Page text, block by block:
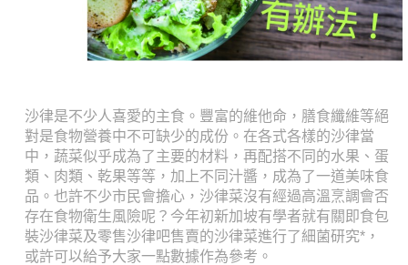
沙律是不少人喜愛的主食。豐富的維他命，膳食纖維等絕
對是食物營養中不可缺少的成份。在各式各樣的沙律當
中，蔬菜似乎成為了主要的材料，再配搭不同的水果、蛋
類、肉類、乾果等等，加上不同汁醬，成為了一道美味食
品。也許不少市民會擔心，沙律菜沒有經過高溫烹調會否
存在食物衛生風險呢？今年初新加坡有學者就有關即食包
裝沙律菜及零售沙律吧售賣的沙律菜進行了細菌研究*，
或許可以給予大家一點數據作為參考。